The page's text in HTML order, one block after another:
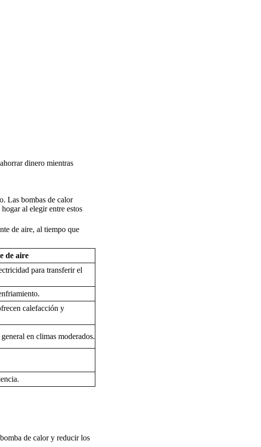
dinero mientras
Las bombas de calor
al elegir entre estos
de aire, al tiempo que
de aire
para transferir el
calefacción y
en climas moderados.
de calor y reducir los